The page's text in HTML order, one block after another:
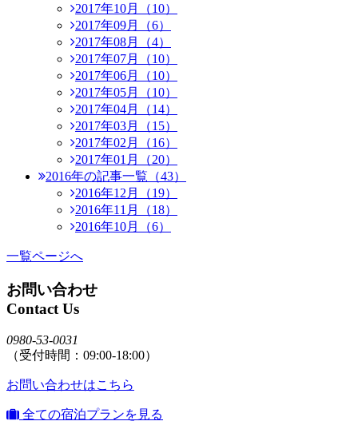
2017年10月（10）
2017年09月（6）
2017年08月（4）
2017年07月（10）
2017年06月（10）
2017年05月（10）
2017年04月（14）
2017年03月（15）
2017年02月（16）
2017年01月（20）
2016年の記事一覧（43）
2016年12月（19）
2016年11月（18）
2016年10月（6）
一覧ページへ
お問い合わせ
Contact Us
0980-53-0031
（受付時間：09:00-18:00）
お問い合わせはこちら
全ての宿泊プランを見る